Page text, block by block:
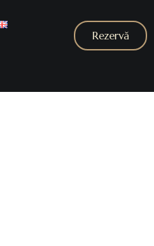
Rezervă